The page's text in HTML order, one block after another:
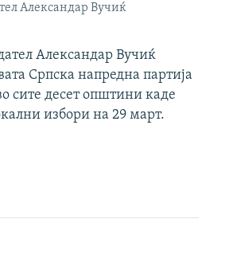
Александар Вучиќ
Александар Вучиќ
Српска напредна партија
сите десет општини каде
избори на 29 март.